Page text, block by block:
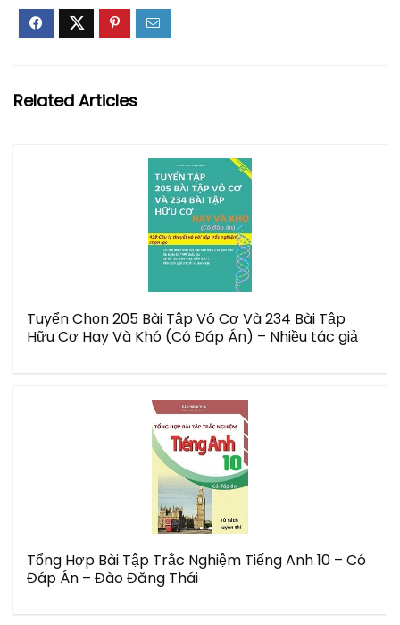
Related Articles
Tuyển Chọn 205 Bài Tập Vô Cơ Và 234 Bài Tập
Hữu Cơ Hay Và Khó (Có Đáp Án) – Nhiều tác giả
Tổng Hợp Bài Tập Trắc Nghiệm Tiếng Anh 10 – Có
Đáp Án – Đào Đăng Thái